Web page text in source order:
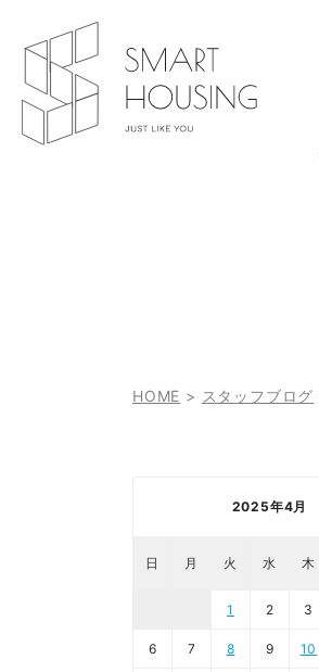
HOME > スタッフブログ
2025年4月
日 月 火 水 木
1 2 3
6 7 8 9 10